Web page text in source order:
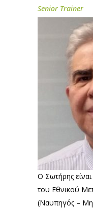
Senior Trainer
Ο Σωτήρης
του Εθνικού
(Ναυπηγός –